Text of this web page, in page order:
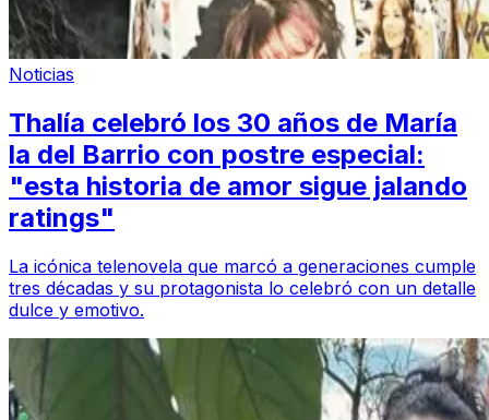
Noticias
Thalía celebró los 30 años de María
la del Barrio con postre especial:
"esta historia de amor sigue jalando
ratings"
La icónica telenovela que marcó a generaciones cumple
tres décadas y su protagonista lo celebró con un detalle
dulce y emotivo.